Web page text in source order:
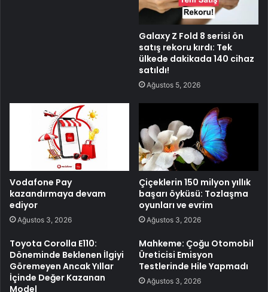
Galaxy Z Fold 8 serisi ön
satış rekoru kırdı: Tek
ülkede dakikada 140 cihaz
satıldı!
Ağustos 5, 2026
Vodafone Pay
kazandırmaya devam
ediyor
Ağustos 3, 2026
Çiçeklerin 150 milyon yıllık
başarı öyküsü: Tozlaşma
oyunları ve evrim
Ağustos 3, 2026
Toyota Corolla E110:
Döneminde Beklenen İlgiyi
Göremeyen Ancak Yıllar
İçinde Değer Kazanan
Model
Mahkeme: Çoğu Otomobil
Üreticisi Emisyon
Testlerinde Hile Yapmadı
Ağustos 3, 2026